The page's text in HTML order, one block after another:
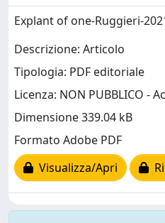
Explant of one-Ruggieri-
Descrizione: Articolo
Tipologia: PDF editoriale
Licenza: NON PUBBLICO -
Dimensione 339.04 kB
Formato Adobe PDF
Visualizza/Apri